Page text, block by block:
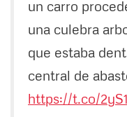
un carro
una culebra
que estaba
central de
https://t.co/